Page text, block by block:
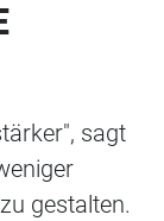
sagt
gestalten.